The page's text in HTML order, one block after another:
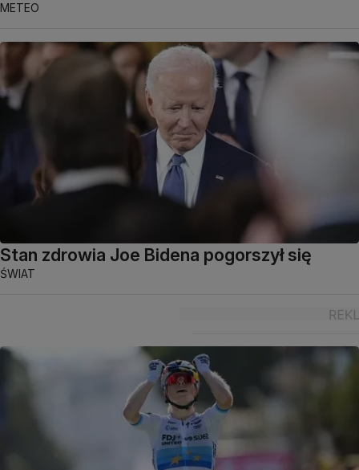
METEO
Stan zdrowia Joe Bidena pogorszył się
ŚWIAT